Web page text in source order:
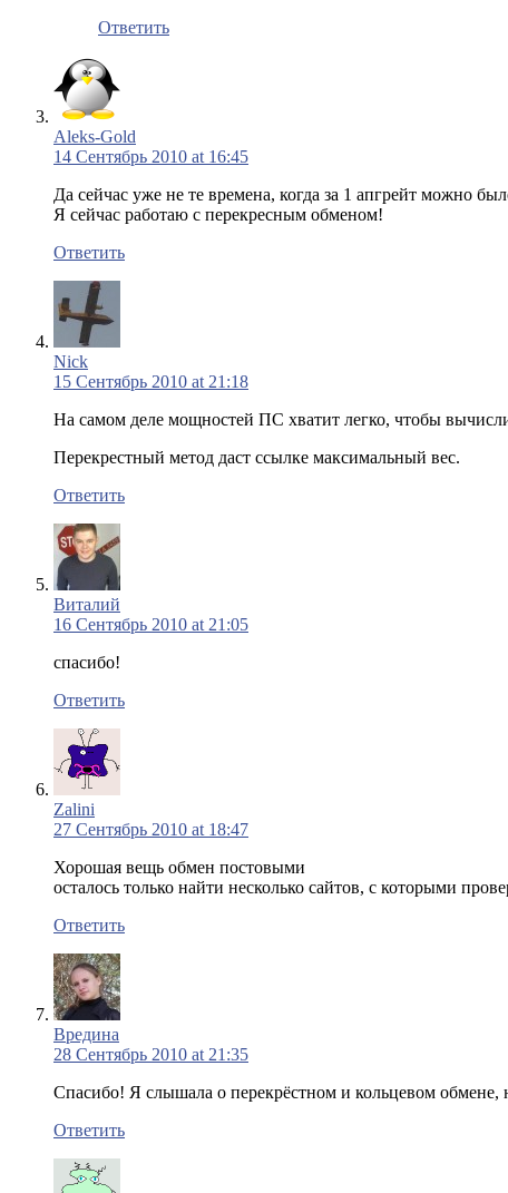
Ответить
Aleks-Gold
14 Сентябрь 2010 at 16:45
Да сейчас уже не те времена, когда за 1 апгрейт можно
Я сейчас работаю с перекресным обменом!
Ответить
Nick
15 Сентябрь 2010 at 21:18
На самом деле мощностей ПС хватит легко, чтобы
Перекрестный метод даст ссылке максимальный вес.
Ответить
Виталий
16 Сентябрь 2010 at 21:05
спасибо!
Ответить
Zalini
27 Сентябрь 2010 at 18:47
Хорошая вещь обмен постовыми
осталось только найти несколько сайтов, с которыми
Ответить
Вредина
28 Сентябрь 2010 at 21:35
Спасибо! Я слышала о перекрёстном и кольцевом обмене,
Ответить